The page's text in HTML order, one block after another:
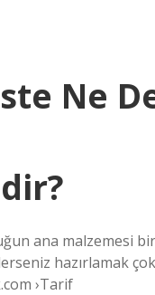
Ne
ana malzemesi
hazırlamak çok
›Tarif